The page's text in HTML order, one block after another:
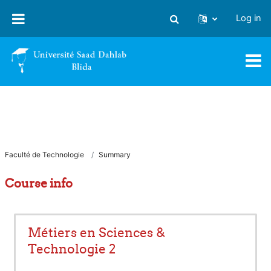
Toggle search input
Log in
Faculté de Technologie Summary
Course info
Métiers en Sciences &
Technologie 2